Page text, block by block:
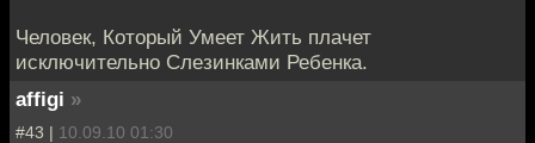
Человек, Который Умеет Жить плачет
исключительно Слезинками Ребенка.
affigi »
#43 | 10.09.10 01:30